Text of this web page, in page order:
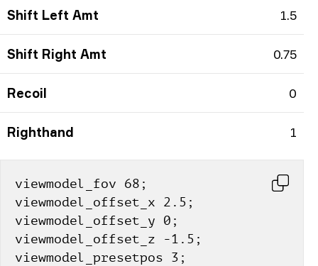
Shift Left Amt 1.5
Shift Right Amt 0.75
Recoil 0
Righthand 1
viewmodel_fov 68;
viewmodel_offset_x 2.5;
viewmodel_offset_y 0;
viewmodel_offset_z -1.5;
viewmodel_presetpos 3;